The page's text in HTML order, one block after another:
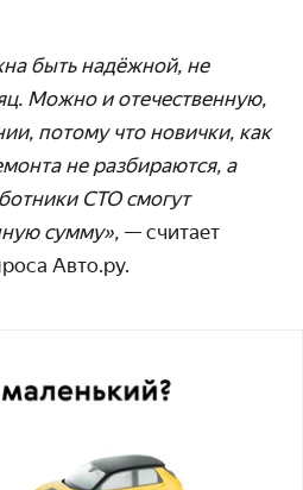
быть надёжной, не
Можно и отечественную,
потому что новички, как
не разбираются, а
СТО смогут
сумму», — считает
Авто.ру.